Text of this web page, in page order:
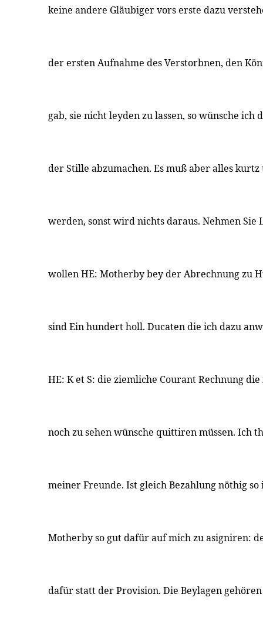
keine andere Gläubiger vors erste dazu
der ersten Aufnahme des Verstorbnen, den
gab, sie nicht leyden zu lassen, so wünsche ich
der Stille abzumachen. Es muß aber alles
werden, sonst wird nichts daraus. Nehmen Sie
wollen HE: Motherby bey der Abrechnung zu
sind Ein hundert holl. Ducaten die ich dazu
HE: K et S: die ziemliche Courant Rechnung
noch zu sehen wünsche quittiren müssen. Ich
meiner Freunde. Ist gleich Bezahlung nöthig so
Motherby so gut dafür auf mich zu asigniren:
dafür statt der Provision. Die Beylagen